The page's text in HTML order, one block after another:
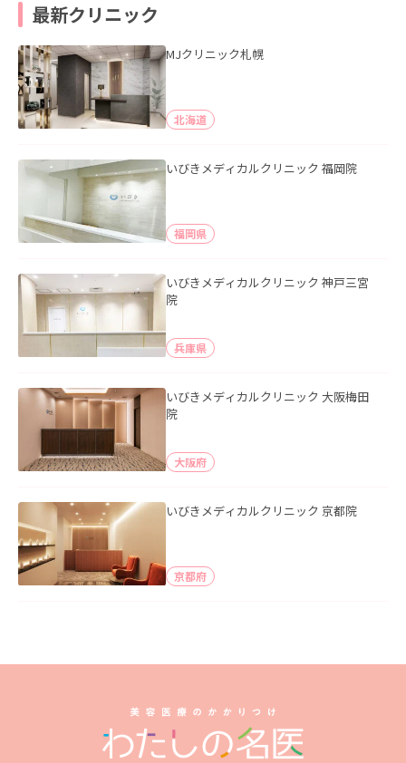
最新クリニック
MJクリニック札幌
北海道
いびきメディカルクリニック 福岡院
福岡県
いびきメディカルクリニック 神戸三宮
院
兵庫県
いびきメディカルクリニック 大阪梅田
院
大阪府
いびきメディカルクリニック 京都院
京都府